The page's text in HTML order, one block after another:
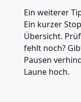
Ein weiterer
Ein kurzer
Übersicht.
fehlt noch?
Pausen
Laune hoch.